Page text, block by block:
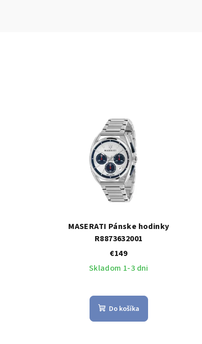
MASERATI Pánske hodinky
R8873632001
€149
Skladom 1-3 dni
Do košíka